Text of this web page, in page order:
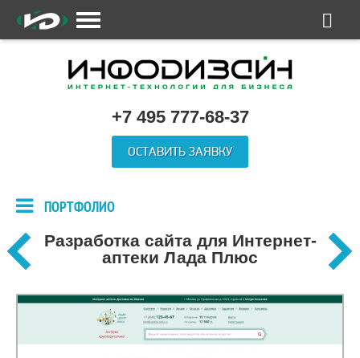
+7 495 777-68-37
ОСТАВИТЬ ЗАЯВКУ
ПОРТФОЛИО
Разработка сайта для Интернет-
аптеки Лада Плюс